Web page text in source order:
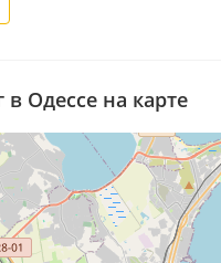
в Одессе на карте